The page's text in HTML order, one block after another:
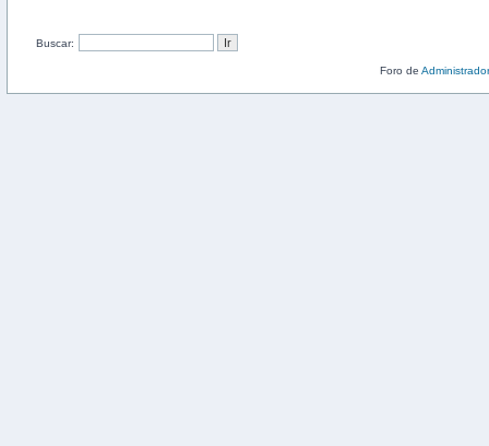
Buscar:
Foro de